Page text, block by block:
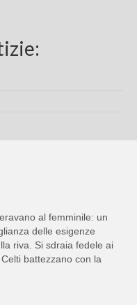
al femminile: un
delle esigenze
riva. Si sdraia fedele ai
battezzano con la